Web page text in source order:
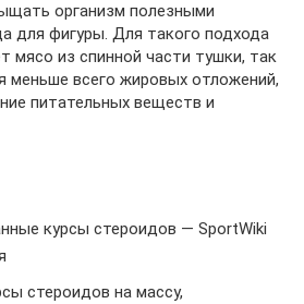
организм полезными
для фигуры. Для такого подхода
мясо из спинной части тушки, так
меньше всего жировых отложений,
питательных веществ и
курсы стероидов — SportWiki
стероидов на массу,